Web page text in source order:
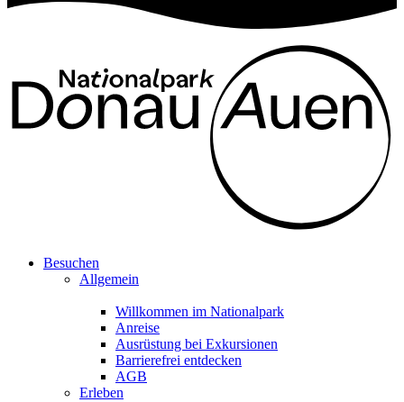
Besuchen
Allgemein
Willkommen im Nationalpark
Anreise
Ausrüstung bei Exkursionen
Barrierefrei entdecken
AGB
Erleben